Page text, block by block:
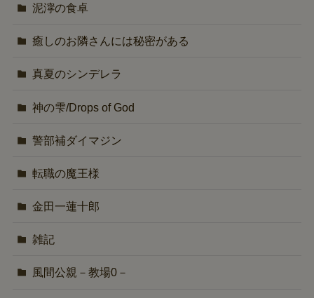
泥濘の食卓
癒しのお隣さんには秘密がある
真夏のシンデレラ
神の雫/Drops of God
警部補ダイマジン
転職の魔王様
金田一蓮十郎
雑記
風間公親－教場0－